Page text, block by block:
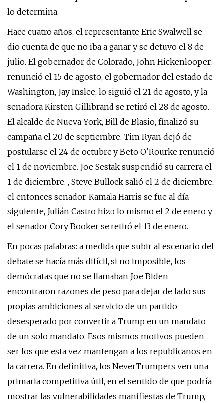
lo determina.
Hace cuatro años, el representante Eric Swalwell se
dio cuenta de que no iba a ganar y se detuvo el 8 de
julio. El gobernador de Colorado, John Hickenlooper,
renunció el 15 de agosto, el gobernador del estado de
Washington, Jay Inslee, lo siguió el 21 de agosto, y la
senadora Kirsten Gillibrand se retiró el 28 de agosto.
El alcalde de Nueva York, Bill de Blasio, finalizó su
campaña el 20 de septiembre. Tim Ryan dejó de
postularse el 24 de octubre y Beto O'Rourke renunció
el 1 de noviembre. Joe Sestak suspendió su carrera el
1 de diciembre. , Steve Bullock salió el 2 de diciembre,
el entonces senador. Kamala Harris se fue al día
siguiente, Julián Castro hizo lo mismo el 2 de enero y
el senador Cory Booker se retiró el 13 de enero.
En pocas palabras: a medida que subir al escenario del
debate se hacía más difícil, si no imposible, los
demócratas que no se llamaban Joe Biden
encontraron razones de peso para dejar de lado sus
propias ambiciones al servicio de un partido
desesperado por convertir a Trump en un mandato
de un solo mandato. Esos mismos motivos pueden
ser los que esta vez mantengan a los republicanos en
la carrera. En definitiva, los NeverTrumpers ven una
primaria competitiva útil, en el sentido de que podría
mostrar las vulnerabilidades manifiestas de Trump,